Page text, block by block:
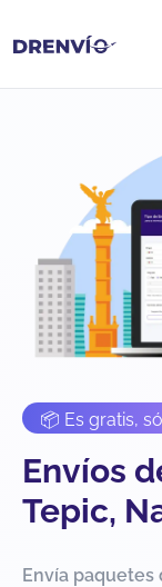
📦 Es gratis,
Envíos
Tepic,
Envía paquetes